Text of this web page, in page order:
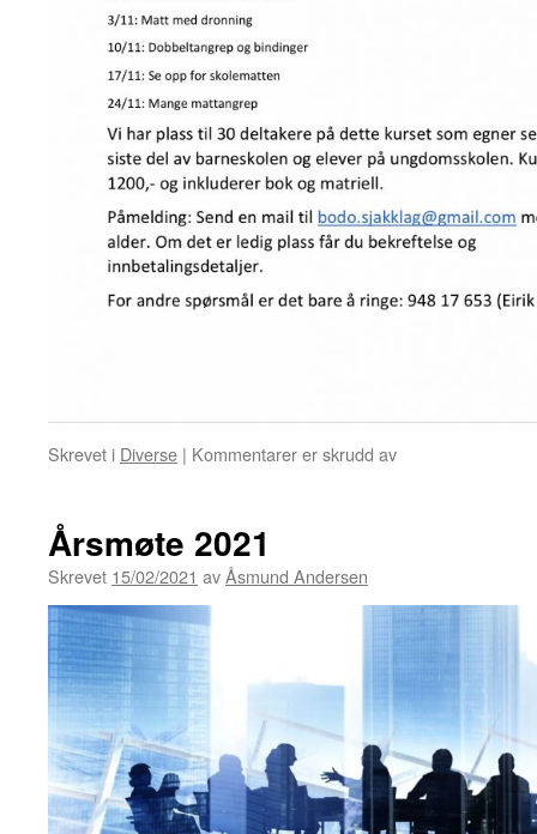
Skrevet i Diverse | Kommentarer er skrudd avfor
Årsmøte 2021
Skrevet 15/02/2021 avÅsmund Andersen